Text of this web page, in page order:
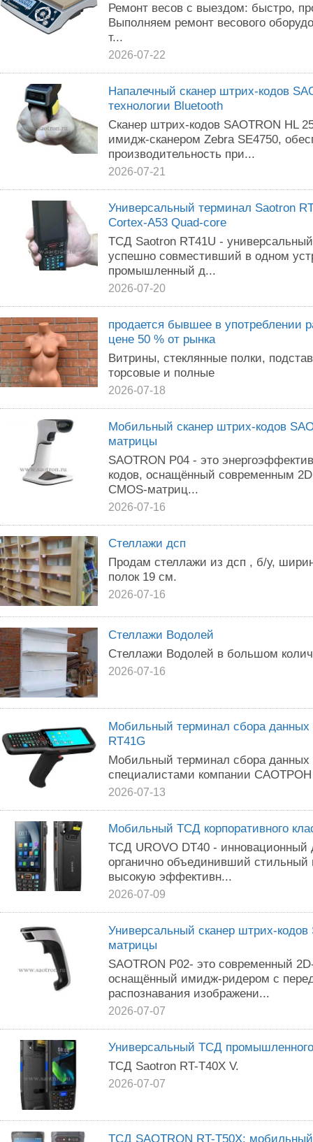
Ремонт весов с выездом: быстро,
Выполняем ремонт весового
т...
2026-07-22
Напалечный сканер штрих-кодов
технологии Bluetooth
Сканер штрих-кодов SAOTRON HL
имидж-сканером Zebra SE4750,
производительность при...
2026-07-21
Универсальный терминал Saotron
Cortex-A53 Quad-core
ТСД Saotron RT41U -
успешно совместивший в одном
промышленный д...
2026-07-20
продается бывшее в употреблении
цене 50 % от рынка
Витрины, стеклянные полки,
торсовые и полные
2026-07-18
Мобильный сканер штрих-кодов
матрицы
SAOTRON P04 - это
кодов, оснащённый современным
CMOS-матриц...
2026-07-16
Стеллажи дсп
Продам стеллажи из дсп , б/у,
полок 19 см.
2026-07-16
Стеллажи Водолей
Стеллажи Водолей в большом
2026-07-16
Мобильный терминал сбора данных
RT41G
Мобильный терминал сбора данных
специалистами компании
2026-07-13
Мобильный ТСД корпоративного
ТСД UROVO DT40 - инновационный
органично объединивший
высокую эффективн...
2026-07-09
Универсальный сканер штрих-
матрицы
SAOTRON P02- это современный
оснащённый имидж-ридером с
распознавания изображени...
2026-07-07
Универсальный ТСД промышленного
ТСД Saotron RT-T40X V.
2026-07-07
ТСД SAOTRON RT-T50X: